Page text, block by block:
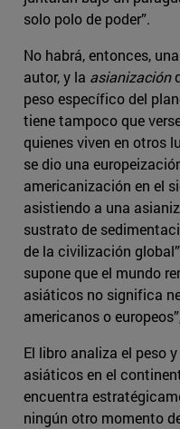
solo polo de poder”.
No habrá, entonces, una
autor, y la asianización
peso específico del
tiene tampoco que
quienes viven en otros
se dio una
americanización en el
asistiendo a una
sustrato de
de la civilización
supone que el mundo
asiáticos no significa
americanos o
El libro analiza el peso
asiáticos en el
encuentra
ningún otro momento